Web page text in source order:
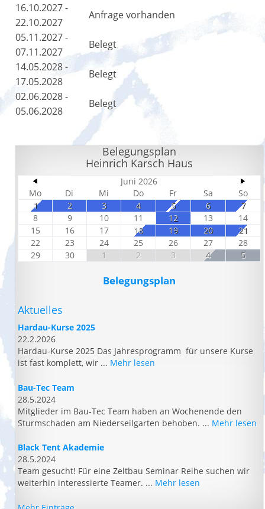
16.10.2027 -
22.10.2027
Anfrage vorhanden
05.11.2027 -
07.11.2027
Belegt
14.05.2028 -
17.05.2028
Belegt
02.06.2028 -
05.06.2028
Belegt
Belegungsplan
Heinrich Karsch Haus
Juni 2026
Mo
Di Mi Do Fr Sa
So
1
2 3 4 5 6
7
8
9 10 11 12 13
14
15
16 17 18 19 20
21
22
23 24 25 26 27
28
29
30 1 2 3 4 5
Belegungsplan
Aktuelles
Hardau-Kurse 2025
22.2.2026
Hardau-Kurse 2025 Das Jahresprogramm für unsere Kurse
ist fast komplett, wir ... Mehr lesen
Bau-Tec Team
28.5.2024
Mitglieder im Bau-Tec Team haben an Wochenende den
Sturmschaden am Niederseilgarten behoben. ... Mehr lesen
Black Tent Akademie
28.5.2024
Team gesucht! Für eine Zeltbau Seminar Reihe suchen wir
weiterhin interessierte Teamer. ... Mehr lesen